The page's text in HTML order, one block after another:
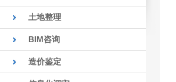
土地整理
BIM咨询
造价鉴定